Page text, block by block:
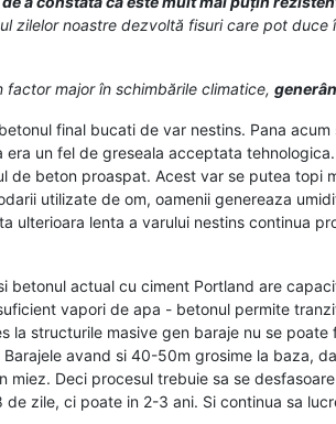
zilelor noastre dezvoltă fisuri care pot
major în schimbările climatice,
final bucati de var nestins. Pana
un fel de greseala acceptata
beton proaspat. Acest var se putea topi
utilizate de om, oamenii genereaza
ulterioara lenta a varului nestins continua
betonul actual cu ciment Portland are
vapori de apa - betonul permite
la structurile masive gen baraje nu se
avand si 40-50m grosime la baza,
Deci procesul trebuie sa se
zile, ci poate in 2-3 ani. Si continua sa